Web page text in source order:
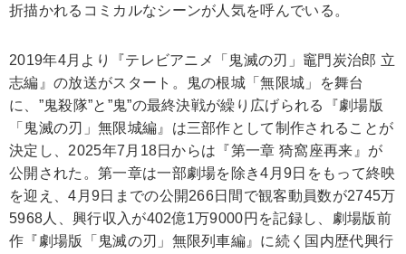
折描かれるコミカルなシーンが人気を呼んでいる。
2019年4月より『テレビアニメ「鬼滅の刃」竈門炭治郎 立
志編』の放送がスタート。鬼の根城「無限城」を舞台
に、”鬼殺隊”と”鬼”の最終決戦が繰り広げられる『劇場版
「鬼滅の刃」無限城編』は三部作として制作されることが
決定し、2025年7月18日からは『第一章 猗窩座再来』が
公開された。第一章は一部劇場を除き4月9日をもって終映
を迎え、4月9日までの公開266日間で観客動員数が2745万
5968人、興行収入が402億1万9000円を記録し、劇場版前
作『劇場版「鬼滅の刃」無限列車編』に続く国内歴代興行